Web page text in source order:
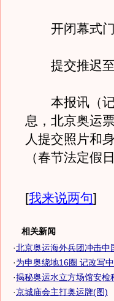
开闭幕式门
提交推迟至
本报讯（记
息，北京奥运
人提交照片和
（春节法定假
[我来说两句]
相关新闻
·北京奥运海外兵团冲击中
·为申奥绕地16圈 记改写
·揭秘奥运水立方场馆安检
·京城庙会主打奥运牌(图)